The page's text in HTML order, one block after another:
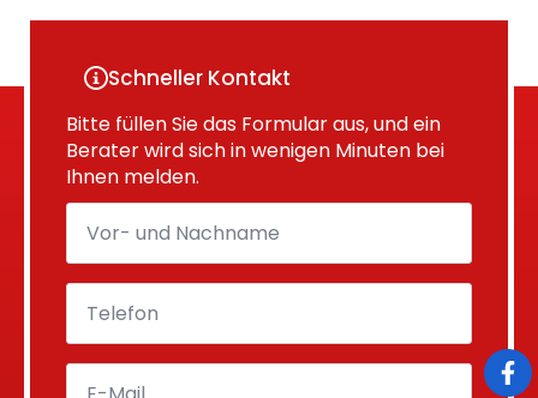
Schneller Kontakt
Bitte füllen Sie das Formular aus, und ein
Berater wird sich in wenigen Minuten bei
Ihnen melden.